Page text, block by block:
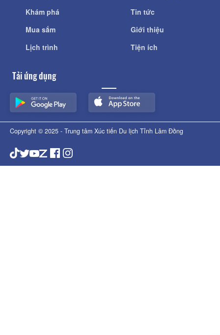
Khám phá
Mua sắm
Lịch trình
Tin tức
Giới thiệu
Tiện ích
Tải ứng dụng
Copyright © 2025 - Trung tâm Xúc tiến Du lịch Tỉnh Lâm Đồng